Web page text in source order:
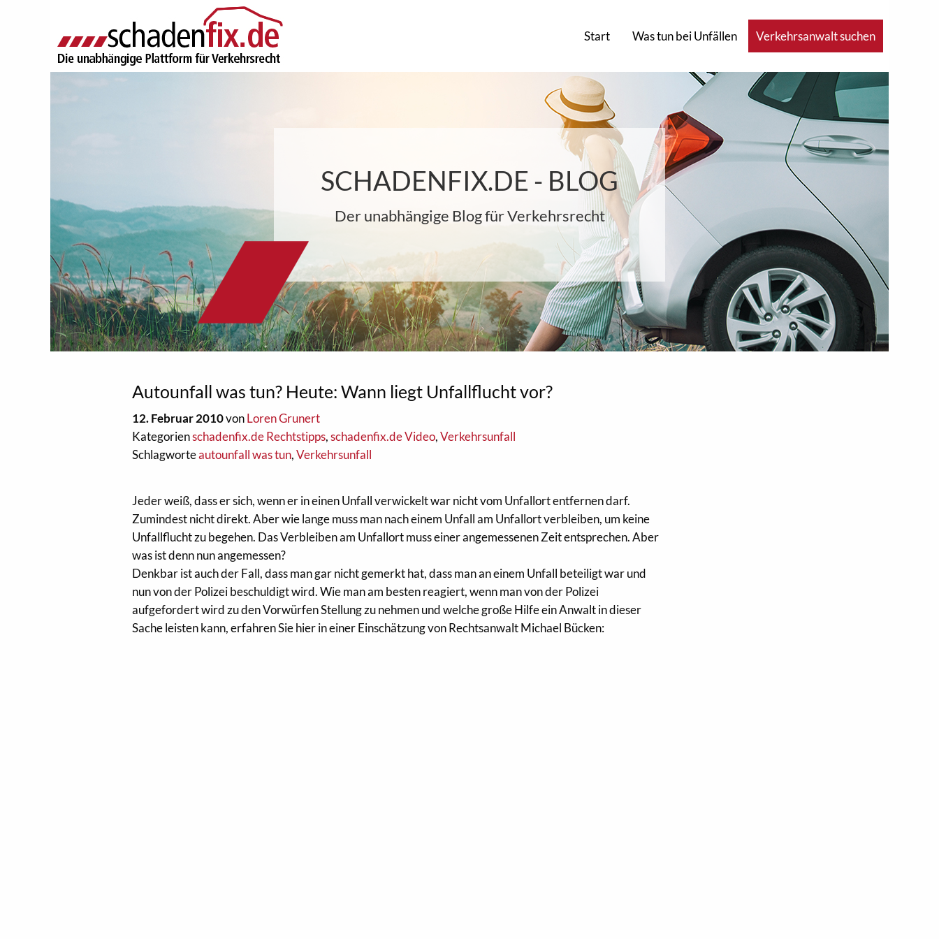
Start Was tun bei Unfällen Verkehrsanwalt suchen
SCHADENFIX.DE - BLOG
Der unabhängige Blog für Verkehrsrecht
Autounfall was tun? Heute: Wann liegt Unfallflucht vor?
12. Februar 2010vonLoren Grunert
Kategorienschadenfix.de Rechtstipps,schadenfix.de Video,Verkehrsunfall
Schlagworteautounfall was tun,Verkehrsunfall
Jeder weiß, dass er sich, wenn er in einen Unfall verwickelt war nicht vom Unfallort entfernen darf.
Zumindest nicht direkt. Aber wie lange muss man nach einem Unfall am Unfallort verbleiben, um keine
Unfallflucht zu begehen. Das Verbleiben am Unfallort muss einer angemessenen Zeit entsprechen. Aber
was ist denn nun angemessen?
Denkbar ist auch der Fall, dass man gar nicht gemerkt hat, dass man an einem Unfall beteiligt war und
nun von der Polizei beschuldigt wird. Wie man am besten reagiert, wenn man von der Polizei
aufgefordert wird zu den Vorwürfen Stellung zu nehmen und welche große Hilfe ein Anwalt in dieser
Sache leisten kann, erfahren Sie hier in einer Einschätzung von Rechtsanwalt Michael Bücken: